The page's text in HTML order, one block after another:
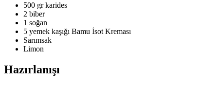
500 gr karides
2 biber
1 soğan
5 yemek kaşığı Bamu İsot Kreması
Sarımsak
Limon
Hazırlanışı